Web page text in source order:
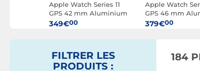
Apple Watch Series 11
GPS 42 mm Aluminium
Noir de Jais Bracelet
349€00
Apple Watch
GPS 46 mm
Noir de Jais
379€00
FILTRER LES
PRODUITS :
184